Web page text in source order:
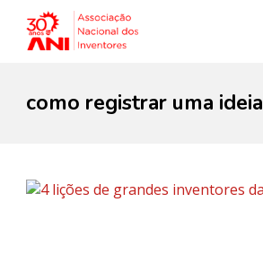
como registrar uma ideia